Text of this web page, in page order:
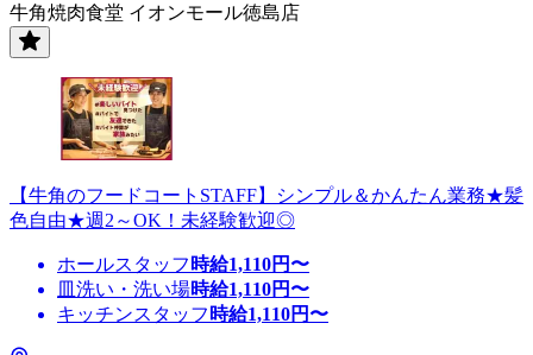
牛角焼肉食堂 イオンモール徳島店
【牛角のフードコートSTAFF】シンプル＆かんたん業務★髪
色自由★週2～OK！未経験歓迎◎
ホールスタッフ 時給1,110円〜
皿洗い・洗い場時給1,110円〜
キッチンスタッフ 時給1,110円〜